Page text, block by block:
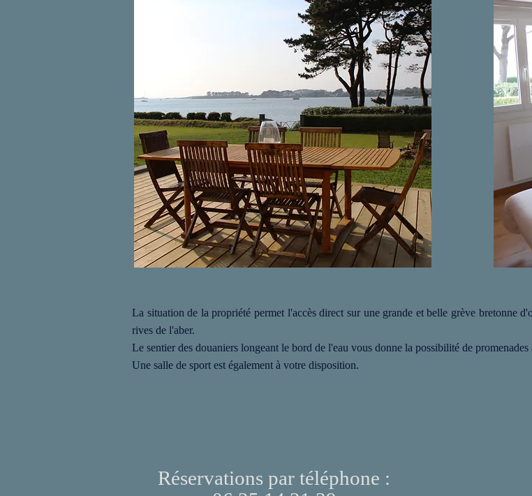
La situation de la propriété permet l'accès direct sur une grande et belle grève bretonne
rives de l'aber.
Le sentier des douaniers longeant le bord de l'eau vous donne la possibilité de
Une salle de sport est également à votre disposition.
Réservations par téléphone :